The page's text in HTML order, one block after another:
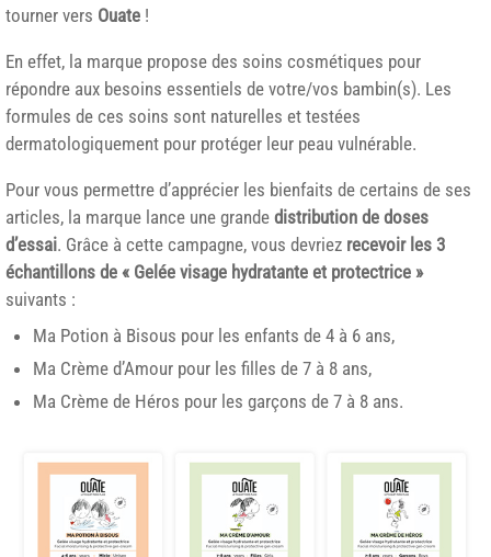
tourner vers Ouate !
En effet, la marque propose des soins cosmétiques pour
répondre aux besoins essentiels de votre/vos bambin(s). Les
formules de ces soins sont naturelles et testées
dermatologiquement pour protéger leur peau vulnérable.
Pour vous permettre d’apprécier les bienfaits de certains de ses
articles, la marque lance une grande distribution de doses
d’essai. Grâce à cette campagne, vous devriez recevoir les 3
échantillons de « Gelée visage hydratante et protectrice »
suivants :
Ma Potion à Bisous pour les enfants de 4 à 6 ans,
Ma Crème d’Amour pour les filles de 7 à 8 ans,
Ma Crème de Héros pour les garçons de 7 à 8 ans.